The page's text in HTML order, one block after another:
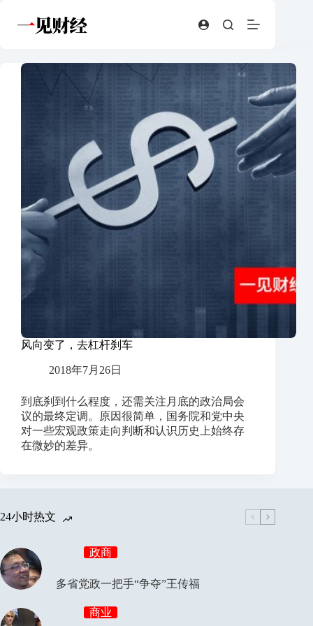
风向变了，去杠杆刹车
2018年7月26日
到底刹到什么程度，还需关注月底的政治局会
议的最终定调。原因很简单，国务院和党中央
对一些宏观政策走向判断和认识历史上始终存
在微妙的差异。
24小时热文
政商
多省党政一把手“争夺”王传福
商业